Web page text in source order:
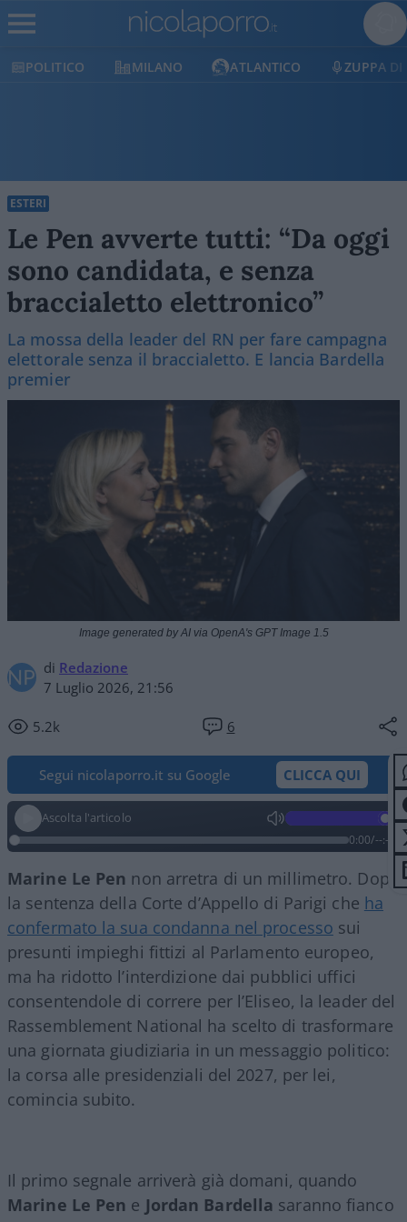
MILANO ATLANTICO ZUPPA DI PORRO
ESTERI
Le Pen avverte tutti: “Da oggi
sono candidata, e senza
braccialetto elettronico”
La mossa della leader del RN per fare campagna
elettorale senza il braccialetto. E lancia Bardella
premier
di Redazione
7 Luglio 2026, 21:56
5.2k 6
Image generated by AI via OpenA's GPT Image 1.5
Segui nicolaporro.it su Google CLICCA QUI
Ascolta l'articolo
0:00/--:--
Marine Le Pen non arretra di un millimetro. Dopo
la sentenza della Corte d’Appello di Parigi che ha
confermato la sua condanna nel processo sui
presunti impieghi fittizi al Parlamento europeo,
ma ha ridotto l’interdizione dai pubblici uffici
consentendole di correre per l’Eliseo, la leader del
Rassemblement National ha scelto di trasformare
una giornata giudiziaria in un messaggio politico:
la corsa alle presidenziali del 2027, per lei,
comincia subito.
Il primo segnale arriverà già domani, quando
Marine Le Pen e Jordan Bardella saranno fianco